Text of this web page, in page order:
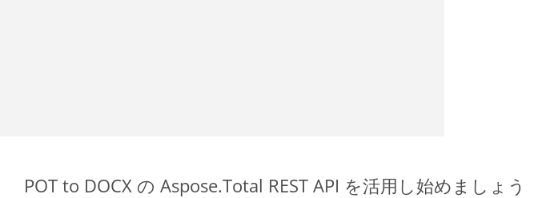
POT to DOCX の Aspose.Total REST API を活用し始めましょう